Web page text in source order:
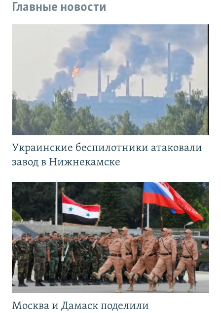
Главные новости
Украинские беспилотники атаковали
завод в Нижнекамске
Москва и Дамаск поделили